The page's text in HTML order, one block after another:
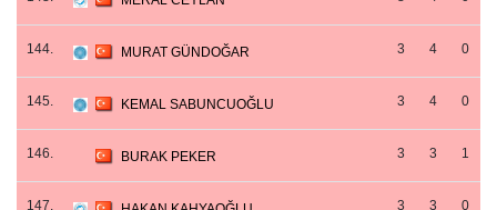
144. MURAT GÜNDOĞAR 3 4 0
145. KEMAL SABUNCUOĞLU 3 4 0
146. BURAK PEKER 3 3 1
147. 3 3 0